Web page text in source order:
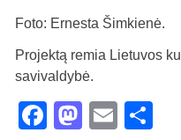
Foto: Ernesta Šimkienė.
Projektą remia Lietuvos
savivaldybė.
FacebookMastodon
Email